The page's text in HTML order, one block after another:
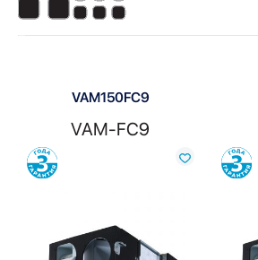
Показать:
VAM150FC9
VAM-FC9
Сравнить